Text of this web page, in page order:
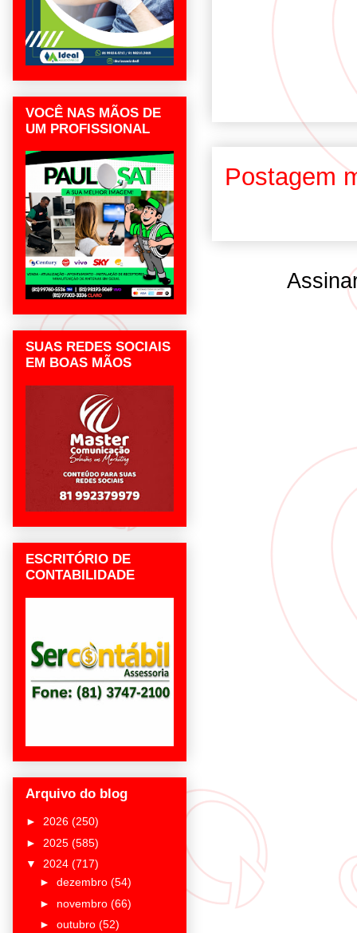
Postagem
VOCÊ NAS MÃOS DE
UM PROFISSIONAL
SUAS REDES SOCIAIS
EM BOAS MÃOS
ESCRITÓRIO DE
CONTABILIDADE
Arquivo do blog
► 2026 (250)
► 2025 (585)
▼ 2024 (717)
► dezembro (54)
► novembro (66)
► outubro (52)